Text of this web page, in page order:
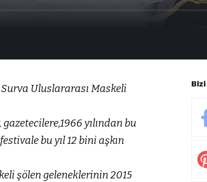
Surva Uluslararası Maskeli
yılından bu
bu yıl 12 bini aşkın
şölen geleneklerinin 2015